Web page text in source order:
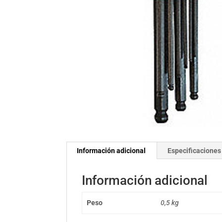
Información adicional
Información adicional
Peso 0,5 kg